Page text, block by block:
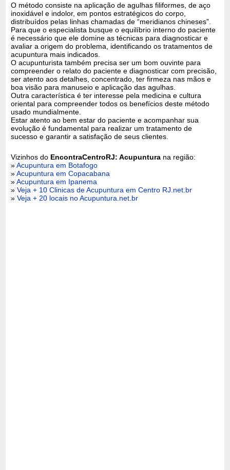
O método consiste na aplicação de agulhas filiformes, de aço
inoxidável e indolor, em pontos estratégicos do corpo,
distribuídos pelas linhas chamadas de “meridianos chineses”.
Para que o especialista busque o equilíbrio interno do paciente
é necessário que ele domine as técnicas para diagnosticar e
avaliar a origem do problema, identificando os tratamentos de
acupuntura mais indicados.
O acupunturista também precisa ser um bom ouvinte para
compreender o relato do paciente e diagnosticar com precisão,
ser atento aos detalhes, concentrado, ter firmeza nas mãos e
boa visão para manuseio e aplicação das agulhas.
Outra característica é ter interesse pela medicina e cultura
oriental para compreender todos os benefícios deste método
usado mundialmente.
Estar atento ao bem estar do paciente e acompanhar sua
evolução é fundamental para realizar um tratamento de
sucesso e garantir a satisfação de seus clientes.
Vizinhos do EncontraCentroRJ: Acupuntura na região:
»Acupuntura em Botafogo
»Acupuntura em Copacabana
»Acupuntura em Ipanema
»Veja + 10 Clinicas de Acupuntura em Centro RJ.net.br
»Veja + 20 locais no Acupuntura.net.br